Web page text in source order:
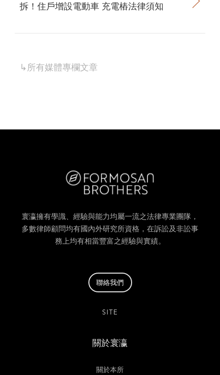
拆！住戶增設電動車 充電樁法律須知
↳所有媒體專欄文章
寰瀛擁有學識、經驗與能力均屬一流之法律專業團隊，
多數律師顧問均有國內外研究所資格，在訴訟及非訟事
務上均有相當豐富之經驗與實績。
聯絡我們
SITE
關於寰瀛
關於本所